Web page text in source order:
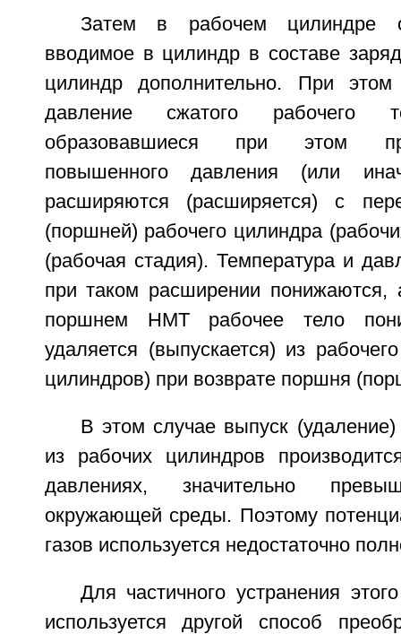
Затем в рабочем цилиндре
вводимое в цилиндр в составе
цилиндр дополнительно. При этом
давление сжатого рабочего
образовавшиеся при этом
повышенного давления (или
расширяются (расширяется) с
(поршней) рабочего цилиндра
(рабочая стадия). Температура и
при таком расширении понижаются,
поршнем НМТ рабочее тело
удаляется (выпускается) из
цилиндров) при возврате поршня
В этом случае выпуск (удаление)
из рабочих цилиндров
давлениях, значительно
окружающей среды. Поэтому
газов используется недостаточно
Для частичного устранения
используется другой способ